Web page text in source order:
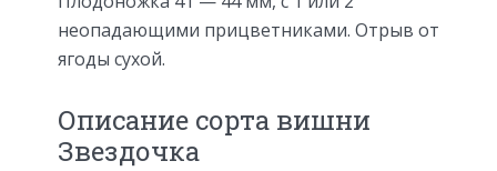
неопадающими прицветниками. Отрыв от
ягоды сухой.
Описание сорта вишни
Звездочка